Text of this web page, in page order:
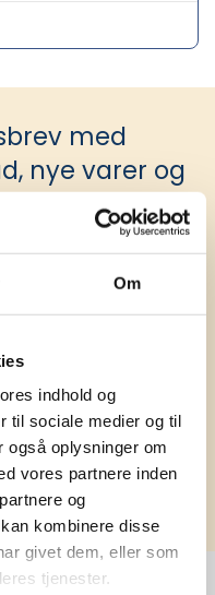
Om
indhold og
til sociale medier og til
også oplysninger om
vores partnere inden
og
kombinere disse
givet dem, eller som
tjenester.
med
nye varer og
gaveidéer
med firmagaver, og
service til en